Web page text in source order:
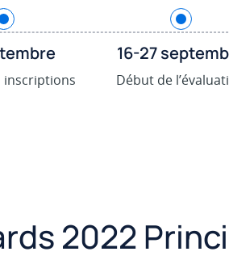
inscriptions
16-27
Début de
2022